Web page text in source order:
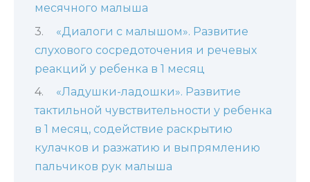
месячного малыша
«Диалоги с малышом». Развитие
слухового сосредоточения и речевых
реакций у ребенка в 1 месяц
«Ладушки-ладошки». Развитие
тактильной чувствительности у ребенка
в 1 месяц, содействие раскрытию
кулачков и разжатию и выпрямлению
пальчиков рук малыша